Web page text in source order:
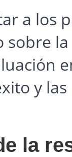
a los
sobre
y
la